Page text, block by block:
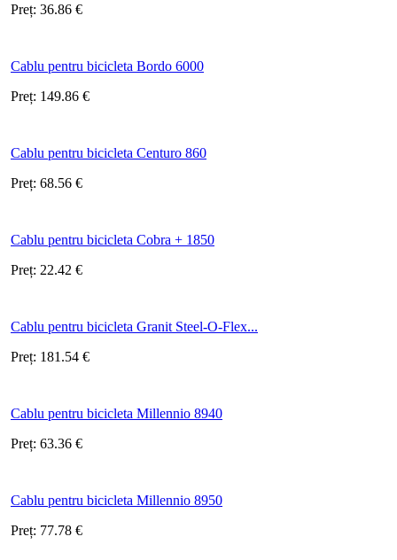
Preț: 36.86 €
Cablu pentru bicicleta Bordo 6000
Preț: 149.86 €
Cablu pentru bicicleta Centuro 860
Preț: 68.56 €
Cablu pentru bicicleta Cobra + 1850
Preț: 22.42 €
Cablu pentru bicicleta Granit Steel-O-Flex...
Preț: 181.54 €
Cablu pentru bicicleta Millennio 8940
Preț: 63.36 €
Cablu pentru bicicleta Millennio 8950
Preț: 77.78 €